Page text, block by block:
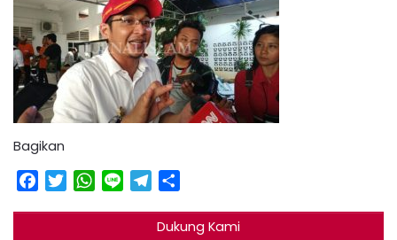
Bagikan
Facebook
TwitterWhatsApp
Line Telegram
Dukung Kami